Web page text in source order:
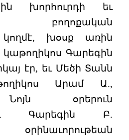
խորհուրդի եւ
բողոքական
կողմէ, խօսք առին
կաթողիկոս Գարեգին
էր, եւ Մեծի Տանն
Արամ Ա.,
օրերուն
Գարեգին Բ.
օրինաւորութեան